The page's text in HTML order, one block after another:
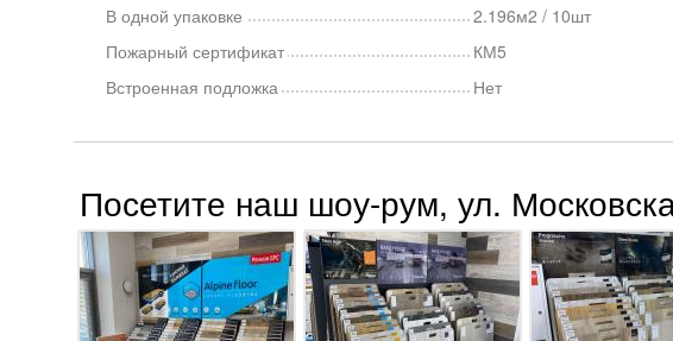
В одной упаковке
2.196м2 / 10шт
Пожарный сертификат
КМ5
Встроенная подложка
Нет
Посетите наш шоу-рум, ул.